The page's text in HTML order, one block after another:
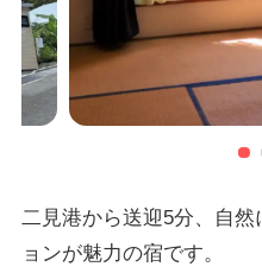
二見港から送迎5分、自
ョンが魅力の宿です。